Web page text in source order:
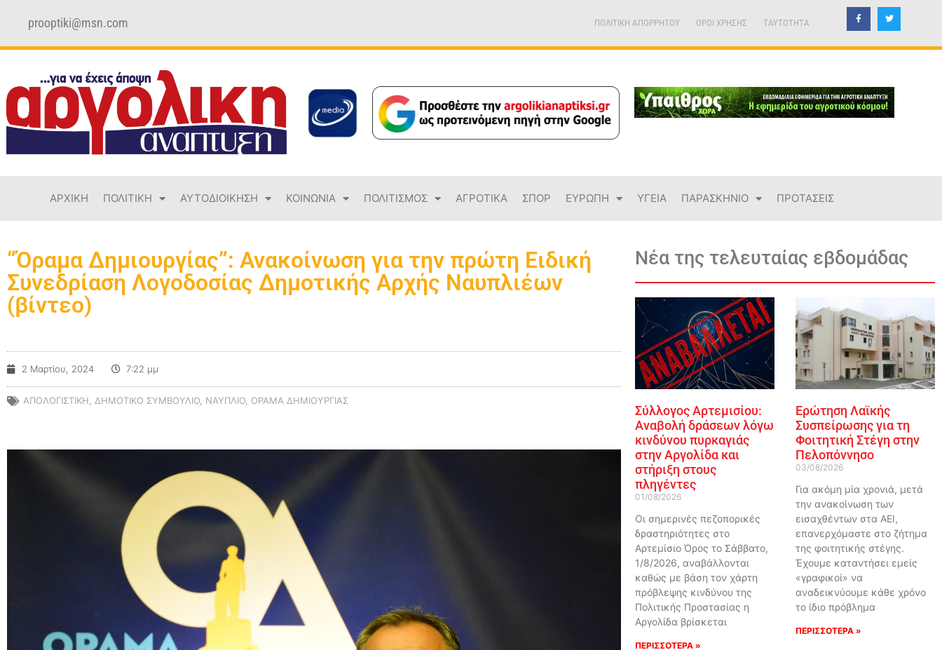
prooptiki@msn.com ΠΟΛΙΤΙΚΗ ΑΠΟΡΡΗΤΟΥ ΟΡΟΙ ΧΡΗΣΗΣ TAYTOTHTA
ΑΡΧΙΚΗ ΠΟΛΙΤΙΚΗ ΑΥΤΟΔΙΟΙΚΗΣΗ ΚΟΙΝΩΝΙΑ ΠΟΛΙΤΙΣΜΟΣ ΑΓΡΟΤΙΚΑ ΣΠΟΡ ΕΥΡΩΠΗ ΥΓΕΙΑ ΠΑΡΑΣΚΗΝΙΟ ΠΡΟΤΑΣΕΙΣ
“Όραμα Δημιουργίας”: Ανακοίνωση για την πρώτη Ειδική
Συνεδρίαση Λογοδοσίας Δημοτικής Αρχής Ναυπλιέων
(βίντεο)
2 Μαρτίου, 2024 7:22 μμ
ΑΠΟΛΟΓΙΣΤΙΚΗ ΔΗΜΟΤΙΚΟ ΣΥΜΒΟΥΛΙΟ ΝΑΥΠΛΙΟ ΌΡΑΜΑ ΔΗΜΙΟΥΡΓΊΑΣ
Νέα της τελευταίας εβδομάδας
Σύλλογος Αρτεμισίου:
Αναβολή δράσεων λόγω
κινδύνου πυρκαγιάς
στην Αργολίδα και
στήριξη στους
πληγέντες
01/08/2026
Οι σημερινές πεζοπορικές
δραστηριότητες στο
Αρτεμίσιο Όρος το Σάββατο,
1/8/2026, αναβάλλονται
καθώς με βάση τον χάρτη
πρόβλεψης κινδύνου της
Πολιτικής Προστασίας η
Αργολίδα βρίσκεται
ΠΕΡΙΣΣΟΤΕΡΑ »
Ερώτηση Λαϊκής
Συσπείρωσης για τη
Φοιτητική Στέγη στην
Πελοπόννησο
03/08/2026
Για ακόμη μία χρονιά, μετά
την ανακοίνωση των
εισαχθέντων στα ΑΕΙ,
επανερχόμαστε στο ζήτημα
της φοιτητικής στέγης.
Έχουμε καταντήσει εμείς
«γραφικοί» να
αναδεικνύουμε κάθε χρόνο
το ίδιο πρόβλημα
ΠΕΡΙΣΣΟΤΕΡΑ »